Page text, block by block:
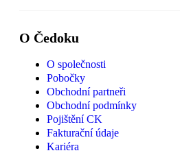
O Čedoku
O společnosti
Pobočky
Obchodní partneři
Obchodní podmínky
Pojištění CK
Fakturační údaje
Kariéra